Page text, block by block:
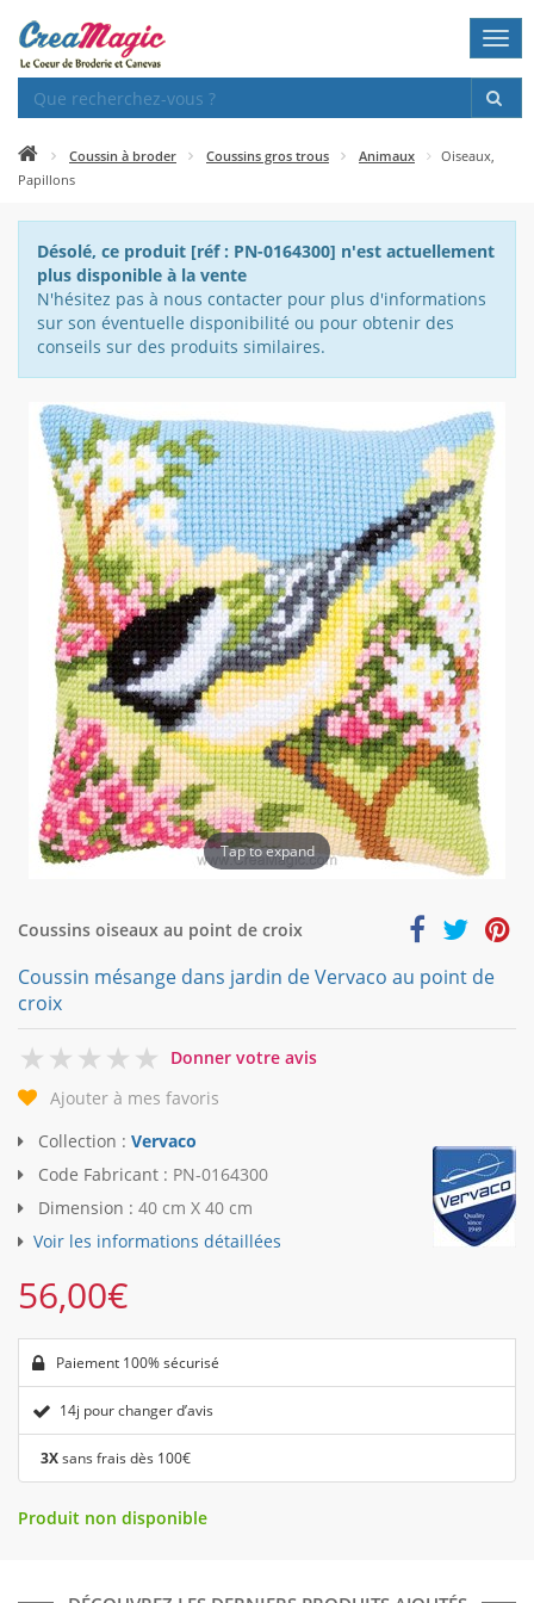
Coussin à broder Coussins gros trous Animaux
Oiseaux,
Papillons
Désolé, ce produit [réf : PN-0164300] n'est actuellement
plus disponible à la vente
N'hésitez pas à nous contacter pour plus d'informations
sur son éventuelle disponibilité ou pour obtenir des
conseils sur des produits similaires.
Tap to expand
Coussins oiseaux au point de croix
Coussin mésange dans jardin de Vervaco au point de
croix
0
Donner votre avis
Ajouter à mes favoris
Collection : Vervaco
Code Fabricant : PN-0164300
Dimension : 40 cm X 40 cm
Voir les informations détaillées
56,00€
Paiement 100% sécurisé
14j pour changer d’avis
3Xsans frais dès 100€
Produit non disponible